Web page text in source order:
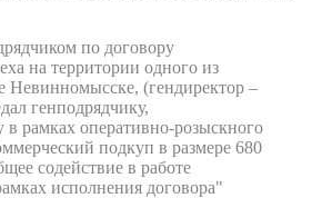
по договору
на территории одного из
Невинномысске, (гендиректор –
генподрядчику,
в рамках оперативно-розыскного
подкуп в размере 680
содействие в работе
исполнения договора"